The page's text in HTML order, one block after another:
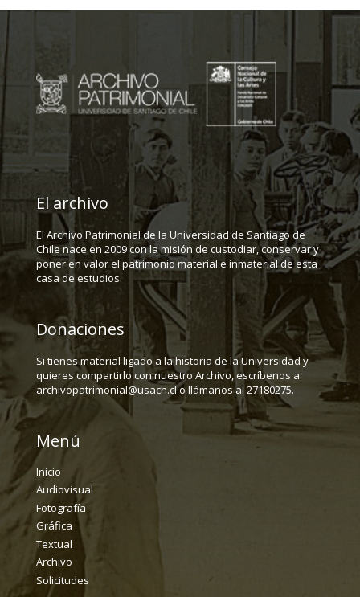
El archivo
El Archivo Patrimonial de la Universidad de Santiago de
Chile nace en 2009 con la misión de custodiar, conservar y
poner en valor el patrimonio material e inmaterial de esta
casa de estudios.
Donaciones
Si tienes material ligado a la historia de la Universidad y
quieres compartirlo con nuestro Archivo, escríbenos a
archivopatrimonial@usach.cl o llámanos al 27180275.
Menú
Inicio
Audiovisual
Fotografía
Gráfica
Textual
Archivo
Solicitudes